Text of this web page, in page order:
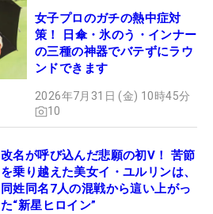
女子プロのガチの熱中症対
策！ 日傘・氷のう・インナー
の三種の神器でバテずにラウ
ンドできます
2026年7月31日 (金) 10時45分
10
改名が呼び込んだ悲願の初V！ 苦節
を乗り越えた美女イ・ユルリンは、
同姓同名7人の混戦から這い上がっ
た“新星ヒロイン”